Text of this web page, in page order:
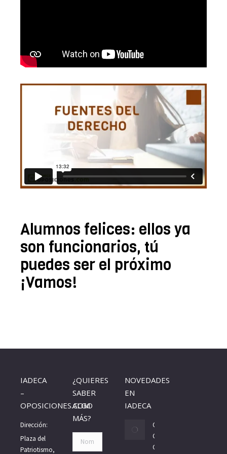
Alumnos felices: ellos ya
son funcionarios, tú
puedes ser el próximo
¡Vamos!
IADECA
–
OPOSICIONES.COM
Dirección:
Plaza del
Patriotismo,
¿QUIERES
SABER
ALGO
MÁS?
Nombre *
NOVEDADES
EN
IADECA
Oposiciones
Gobierno de
Canarias 2026: